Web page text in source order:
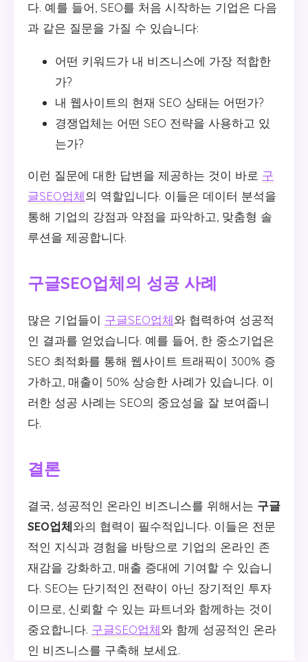
다. 예를 들어, SEO를 처음 시작하는 기업은 다음
과 같은 질문을 가질 수 있습니다:
어떤 키워드가 내 비즈니스에 가장 적합한
가?
내 웹사이트의 현재 SEO 상태는 어떤가?
경쟁업체는 어떤 SEO 전략을 사용하고 있
는가?
이런 질문에 대한 답변을 제공하는 것이 바로 구
글SEO업체의 역할입니다. 이들은 데이터 분석을
통해 기업의 강점과 약점을 파악하고, 맞춤형 솔
루션을 제공합니다.
구글SEO업체의 성공 사례
많은 기업들이 구글SEO업체와 협력하여 성공적
인 결과를 얻었습니다. 예를 들어, 한 중소기업은
SEO 최적화를 통해 웹사이트 트래픽이 300% 증
가하고, 매출이 50% 상승한 사례가 있습니다. 이
러한 성공 사례는 SEO의 중요성을 잘 보여줍니
다.
결론
결국, 성공적인 온라인 비즈니스를 위해서는 구글
SEO업체와의 협력이 필수적입니다. 이들은 전문
적인 지식과 경험을 바탕으로 기업의 온라인 존
재감을 강화하고, 매출 증대에 기여할 수 있습니
다. SEO는 단기적인 전략이 아닌 장기적인 투자
이므로, 신뢰할 수 있는 파트너와 함께하는 것이
중요합니다. 구글SEO업체와 함께 성공적인 온라
인 비즈니스를 구축해 보세요.